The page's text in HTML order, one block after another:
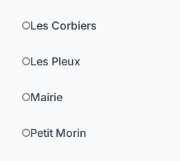
Les Corbiers
Les Pleux
Mairie
Petit Morin